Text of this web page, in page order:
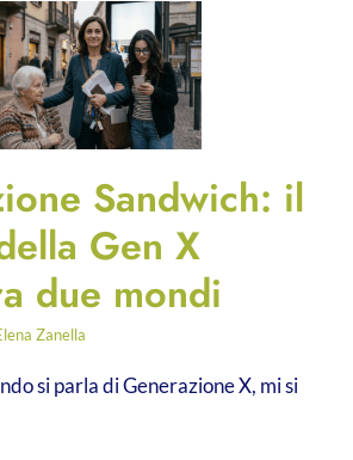
Sandwich: il
Gen X
due mondi
Zanella
si parla di Generazione X, mi si